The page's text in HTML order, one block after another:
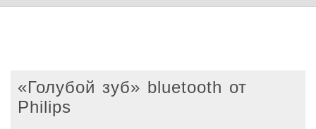
«Голубой зуб» bluetooth от
Philips